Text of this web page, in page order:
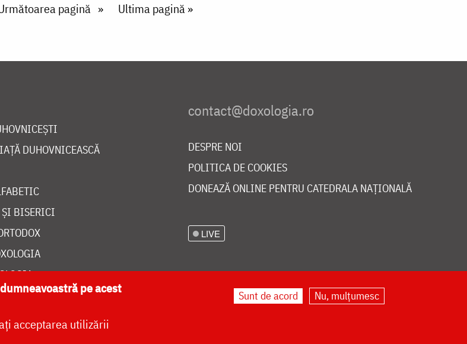
page pagină Last page
Ultima pagină »
DUHOVNICEASCĂ
BISERICI
DESPRE NOI
POLITICA DE COOKIES
DONEAZĂ ONLINE PENTRU CATEDRALA NAȚIONALĂ
LIVE
pe acest
acceptarea utilizării
Sunt de acord Nu, mulțumesc